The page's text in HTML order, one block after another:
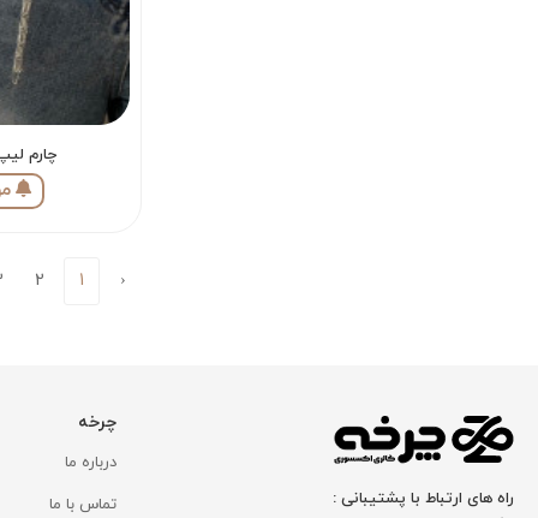
چارم
‹
1
2
راه های ارتباط با پشتیبانی :
چرخه
درباره ما
تماس با ما